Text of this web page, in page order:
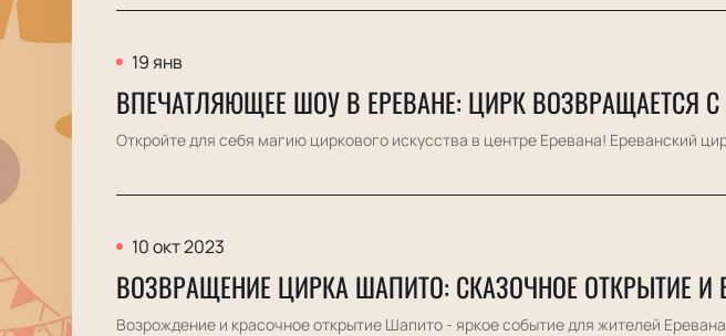
19 янв
ВПЕЧАТЛЯЮЩЕЕ ШОУ В ЕРЕВАНЕ: ЦИРК ВОЗВРАЩАЕТСЯ
Откройте для себя магию циркового искусства в центре Еревана! Ереванский
10 окт 2023
ВОЗВРАЩЕНИЕ ЦИРКА ШАПИТО: СКАЗОЧНОЕ ОТКРЫТИЕ
Возрождение и красочное открытие Шапито - яркое событие для жителей